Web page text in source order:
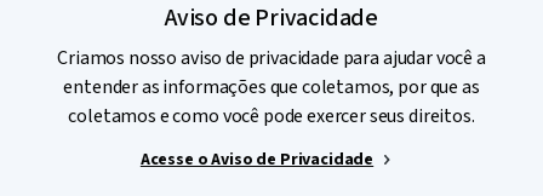
Aviso de Privacidade
Criamos nosso aviso de privacidade para ajudar você a
entender as informações que coletamos, por que as
coletamos e como você pode exercer seus direitos.
Acesse o Aviso de Privacidade